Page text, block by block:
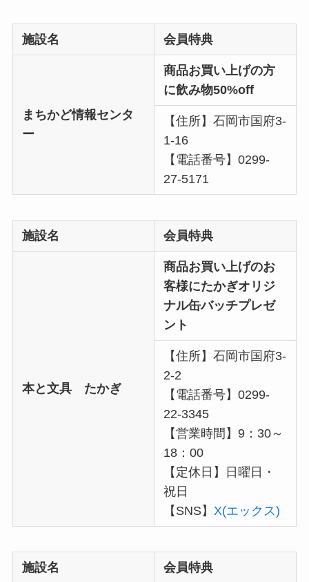
施設名 会員特典
まちかど情報センタ
ー
商品お買い上げの方
に飲み物50%off
【住所】石岡市国府3-
1-16
【電話番号】0299-
27-5171
施設名 会員特典
本と文具 たかぎ
商品お買い上げのお
客様にたかぎオリジ
ナル缶バッチプレゼ
ント
【住所】石岡市国府3-
2-2
【電話番号】0299-
22-3345
【営業時間】9：30～
18：00
【定休日】日曜日・
祝日
【SNS】X(エックス)
施設名 会員特典